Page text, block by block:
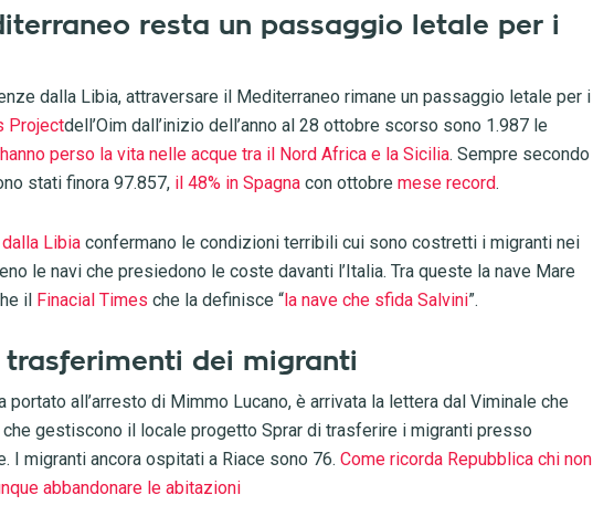
resta un passaggio letale per i
dalla Libia, attraversare il Mediterraneo rimane un passaggio letale per i
Projectdell’Oim dall’inizio dell’anno al 28 ottobre scorso sono 1.987 le
perso la vita nelle acque tra il Nord Africa e la Sicilia. Sempre secondo
stati finora 97.857, il 48% in Spagna con ottobre mese record.
Libia confermano le condizioni terribili cui sono costretti i migranti nei
le navi che presiedono le coste davanti l’Italia. Tra queste la nave Mare
il Finacial Times che la definisce “la nave che sfida Salvini”.
dei migranti
all’arresto di Mimmo Lucano, è arrivata la lettera dal Viminale che
gestiscono il locale progetto Sprar di trasferire i migranti presso
I migranti ancora ospitati a Riace sono 76. Come ricorda Repubblica chi non
abbandonare le abitazioni